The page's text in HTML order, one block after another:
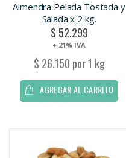
Almendra Pelada Tostada y
Salada x 2 kg.
$ 52.299
+ 21% IVA
$ 26.150 por 1 kg
AGREGAR AL CARRITO